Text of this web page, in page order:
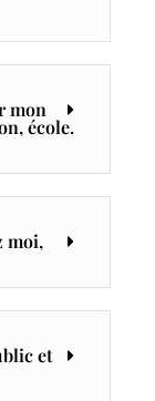
mon
école.
moi,
et